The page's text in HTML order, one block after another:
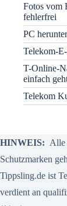
Fotos vom
fehlerfrei
PC
Telekom-
T-Online-
einfach
Telekom
HINWEIS: Alle
Schutzmarken
Tippsling.de ist
verdient an